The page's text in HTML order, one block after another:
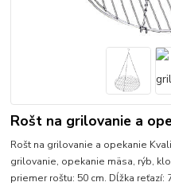
Rošt na grilovanie a
Rošt na grilovanie a opekanie
grilovanie, opekanie mäsa, rýb,
priemer roštu: 50 cm. Dĺžka